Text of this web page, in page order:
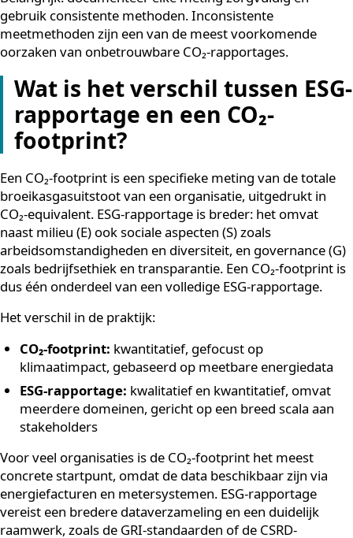
Stel een reductiedoel en monitor de voortgang per
kwartaal of jaar
Voor organisaties met energieverslindende
is het vervangen van conventionele systemen door
energiezuinige alternatieven een directe manier om
2-emissies aantoonbaar te verlagen. Minder
elektriciteitsverbruik betekent automatisch minder
voor de Nederlandse elektriciteitsmix.
Belangrijk: documenteer elke meting zorgvuldig en
gebruik consistente methoden. Inconsistente
meetmethoden zijn een van de meest voorkomende
oorzaken van onbetrouwbare CO₂-rapportages.
Wat is het verschil tussen
rapportage en een CO₂-
footprint?
Een CO₂-footprint is een specifieke meting van de
broeikasgasuitstoot van een organisatie, uitgedrukt in
CO₂-equivalent. ESG-rapportage is breder: het omvat
naast milieu (E) ook sociale aspecten (S) zoals
arbeidsomstandigheden en diversiteit, en governance
zoals bedrijfsethiek en transparantie. Een CO₂-
dus één onderdeel van een volledige ESG-rapportage.